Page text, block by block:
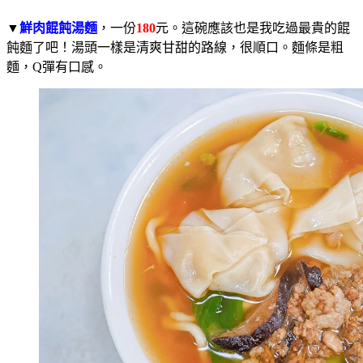
▼鮮肉餛飩湯麵 ，一份180元。這碗應該也是我吃過最貴的餛
飩麵了吧！湯頭一樣是清爽甘甜的路線，很順口。麵條是粗
麵，Q彈有口感。